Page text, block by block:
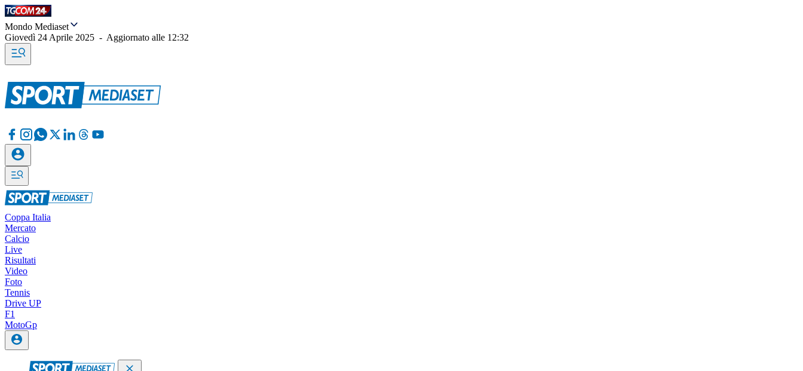
Mondo Mediaset
Giovedì 24 Aprile 2025 - Aggiornato alle 12:32
Coppa Italia
Mercato
Calcio
Live
Risultati
Video
Foto
Tennis
Drive UP
F1
MotoGp